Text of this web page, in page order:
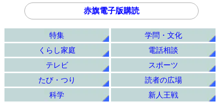
赤旗電子版購読
特集
学問・文化
くらし家庭
電話相談
テレビ
スポーツ
たび・つり
読者の広場
科学
新人王戦